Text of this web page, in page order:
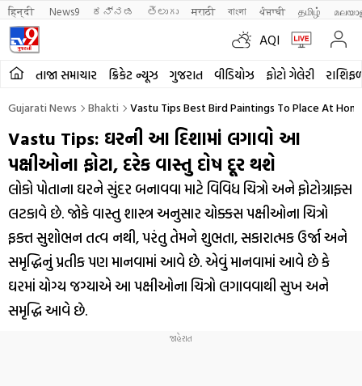
हिन्दी News9 ಕನ್ನಡ తెలుగు मराठी বাংলা ਪੰਜਾਬੀ தமிழ்
AQI
તાજા સમાચાર ક્રિકેટ ન્યૂઝ ગુજરાત વીડિયોઝ ફોટો ગેલેરી
Gujarati News Bhakti Vastu Tips Best Bird Paintings To Place At
Vastu Tips: ઘરની આ દિશામાં લગાવો આ
પક્ષીઓના ફોટા, દરેક વાસ્તુ દોષ દૂર થશે
લોકો પોતાના ઘરને સુંદર બનાવવા માટે વિવિધ ચિત્રો અને ફોટોગ્રાફ્સ
લટકાવે છે. જોકે વાસ્તુ શાસ્ત્ર અનુસાર ચોક્કસ પક્ષીઓના ચિત્રો
ફક્ત સુશોભન તત્વ નથી, પરંતુ તેમને શુભતા, સકારાત્મક ઉર્જા અને
સમૃદ્ધિનું પ્રતીક પણ માનવામાં આવે છે. એવું માનવામાં આવે છે કે
ઘરમાં યોગ્ય જગ્યાએ આ પક્ષીઓના ચિત્રો લગાવવાથી સુખ અને
સમૃદ્ધિ આવે છે.